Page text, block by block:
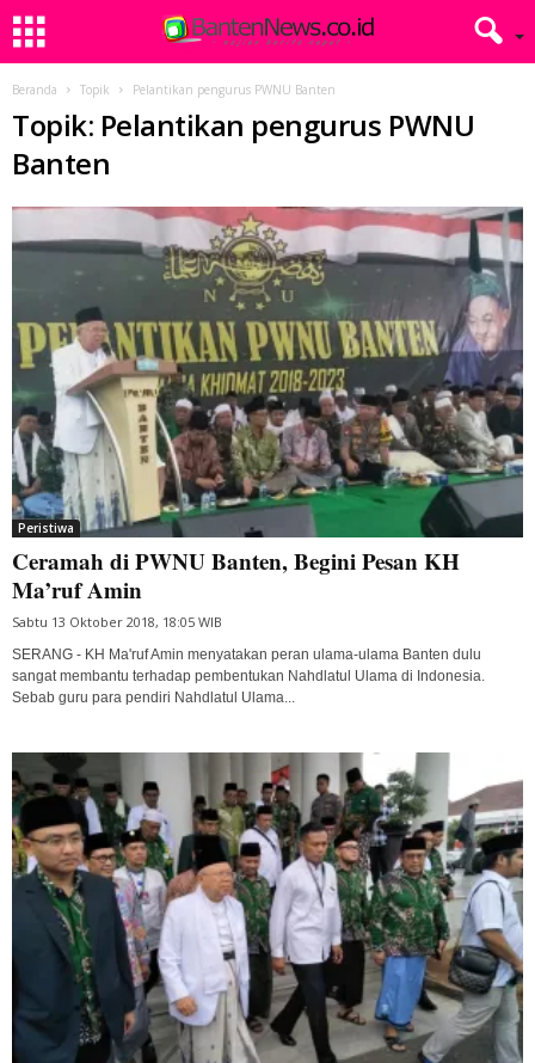
Beranda Topik Pelantikan pengurus PWNU Banten
Topik: Pelantikan pengurus PWNU
Banten
Peristiwa
Ceramah di PWNU Banten, Begini Pesan KH
Ma’ruf Amin
Sabtu 13 Oktober 2018, 18:05 WIB
SERANG - KH Ma'ruf Amin menyatakan peran ulama-ulama Banten dulu
sangat membantu terhadap pembentukan Nahdlatul Ulama di Indonesia.
Sebab guru para pendiri Nahdlatul Ulama...